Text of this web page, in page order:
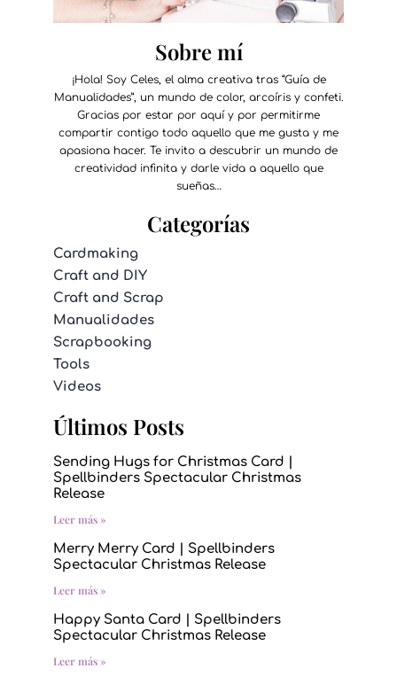
Sobre mí
¡Hola! Soy Celes, el alma creativa tras “Guía de
Manualidades”, un mundo de color, arcoíris y confeti.
Gracias por estar por aquí y por permitirme
compartir contigo todo aquello que me gusta y me
apasiona hacer. Te invito a descubrir un mundo de
creatividad infinita y darle vida a aquello que
sueñas…
Categorías
Cardmaking
Craft and DIY
Craft and Scrap
Manualidades
Scrapbooking
Tools
Videos
Últimos Posts
Sending Hugs for Christmas Card |
Spellbinders Spectacular Christmas
Release
Leer más »
Merry Merry Card | Spellbinders
Spectacular Christmas Release
Leer más »
Happy Santa Card | Spellbinders
Spectacular Christmas Release
Leer más »